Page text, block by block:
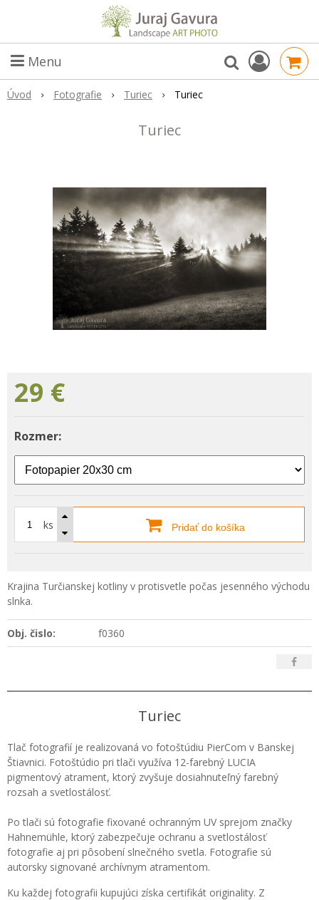
Menu
Úvod Fotografie Turiec Turiec
Turiec
29 €
Rozmer:
ks Pridať do košíka
Krajina Turčianskej kotliny v protisvetle počas jesenného východu
slnka.
Obj. čislo: f0360
Turiec
Tlač fotografií je realizovaná vo fotoštúdiu PierCom v Banskej
Štiavnici. Fotoštúdio pri tlači využíva 12-farebný LUCIA
pigmentový atrament, ktorý zvyšuje dosiahnuteľný farebný
rozsah a svetlostálosť.
Po tlači sú fotografie fixované ochranným UV sprejom značky
Hahnemühle, ktorý zabezpečuje ochranu a svetlostálosť
fotografie aj pri pôsobení slnečného svetla. Fotografie sú
autorsky signované archívnym atramentom.
Ku každej fotografii kupujúci získa certifikát originality. Z